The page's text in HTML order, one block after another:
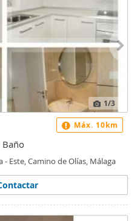
1/3
Baño
- Este, Camino de Olías, Málaga
Máx. 10km